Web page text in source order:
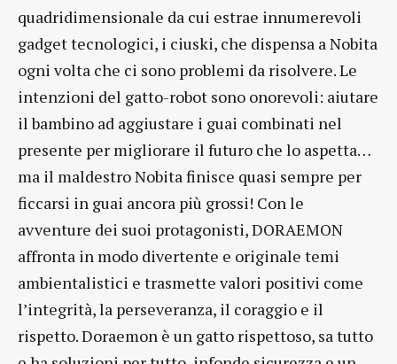
quadridimensionale da cui estrae innumerevoli
gadget tecnologici, i ciuski, che dispensa a Nobita
ogni volta che ci sono problemi da risolvere. Le
intenzioni del gatto-robot sono onorevoli: aiutare
il bambino ad aggiustare i guai combinati nel
presente per migliorare il futuro che lo aspetta…
ma il maldestro Nobita finisce quasi sempre per
ficcarsi in guai ancora più grossi! Con le
avventure dei suoi protagonisti, DORAEMON
affronta in modo divertente e originale temi
ambientalistici e trasmette valori positivi come
l’integrità, la perseveranza, il coraggio e il
rispetto. Doraemon è un gatto rispettoso, sa tutto